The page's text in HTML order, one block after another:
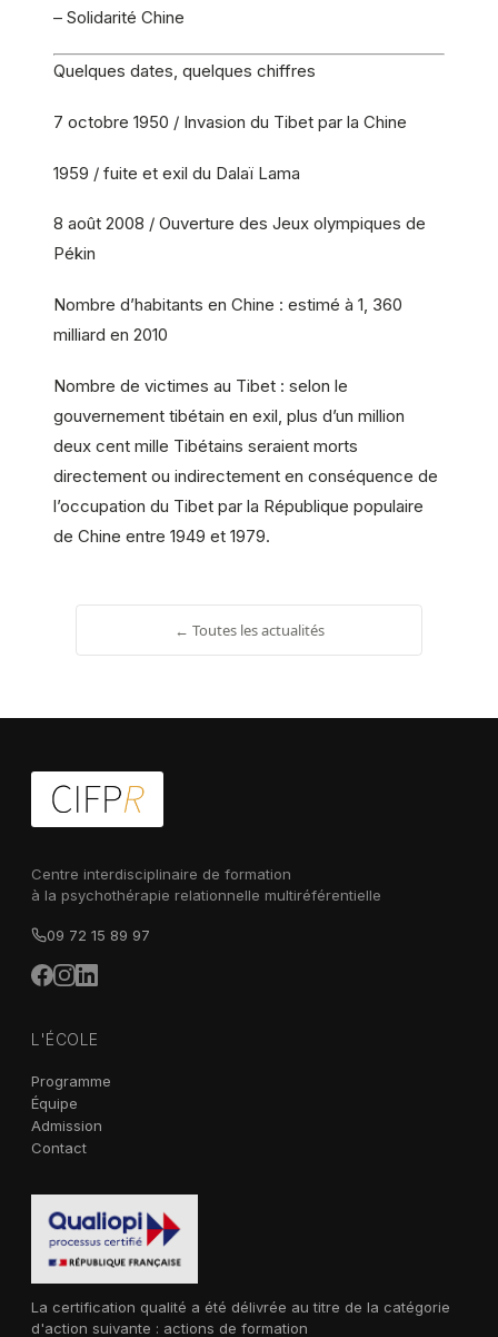
– Solidarité Chine
Quelques dates, quelques chiffres
7 octobre 1950 / Invasion du Tibet par la Chine
1959 / fuite et exil du Dalaï Lama
8 août 2008 / Ouverture des Jeux olympiques de
Pékin
Nombre d’habitants en Chine : estimé à 1, 360
milliard en 2010
Nombre de victimes au Tibet : selon le
gouvernement tibétain en exil, plus d’un million
deux cent mille Tibétains seraient morts
directement ou indirectement en conséquence de
l’occupation du Tibet par la République populaire
de Chine entre 1949 et 1979.
← Toutes les actualités
Centre interdisciplinaire de formation
à la psychothérapie relationnelle multiréférentielle
09 72 15 89 97
L'ÉCOLE
Programme
Équipe
Admission
Contact
La certification qualité a été délivrée au titre de la catégorie
d'action suivante : actions de formation